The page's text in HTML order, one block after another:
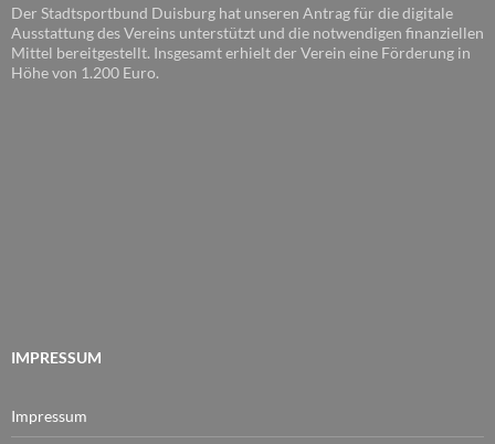
Der Stadtsportbund Duisburg hat unseren Antrag für die digitale
Ausstattung des Vereins unterstützt und die notwendigen finanziellen
Mittel bereitgestellt. Insgesamt erhielt der Verein eine Förderung in
Höhe von 1.200 Euro.
IMPRESSUM
Impressum